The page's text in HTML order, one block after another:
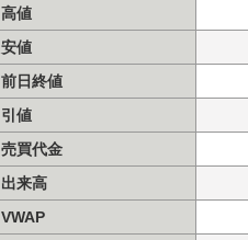
高値
安値
前日終値
引値
売買代金
出来高
VWAP